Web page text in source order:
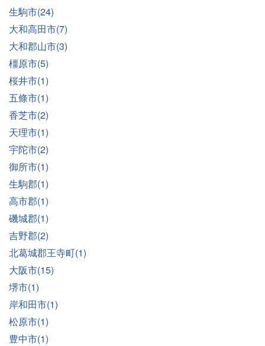
生駒市(24)
大和高田市(7)
大和郡山市(3)
橿原市(5)
桜井市(1)
五條市(1)
香芝市(2)
天理市(1)
宇陀市(2)
御所市(1)
生駒郡(1)
高市郡(1)
磯城郡(1)
吉野郡(2)
北葛城郡王寺町(1)
大阪市(15)
堺市(1)
岸和田市(1)
松原市(1)
豊中市(1)